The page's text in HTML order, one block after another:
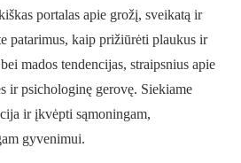
portalas apie grožį, sveikatą ir
patarimus, kaip prižiūrėti plaukus ir
mados tendencijas, straipsnius apie
ir psichologinę gerovę. Siekiame
ir įkvėpti sąmoningam,
gyvenimui.